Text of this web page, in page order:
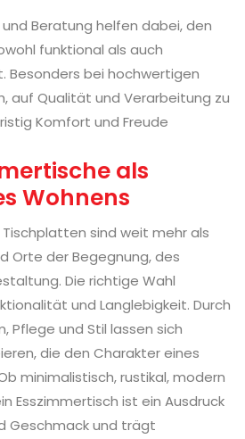
Beratung helfen dabei, den
funktional als auch
Besonders bei hochwertigen
auf Qualität und Verarbeitung zu
Komfort und Freude
als
Wohnens
sind weit mehr als
Orte der Begegnung, des
Die richtige Wahl
und Langlebigkeit. Durch
Pflege und Stil lassen sich
die den Charakter eines
minimalistisch, rustikal, modern
Esszimmertisch ist ein Ausdruck
Geschmack und trägt